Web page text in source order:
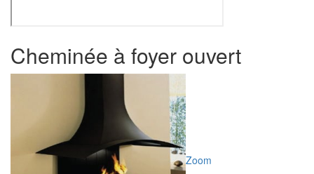
Cheminée à foyer ouvert
Zoom